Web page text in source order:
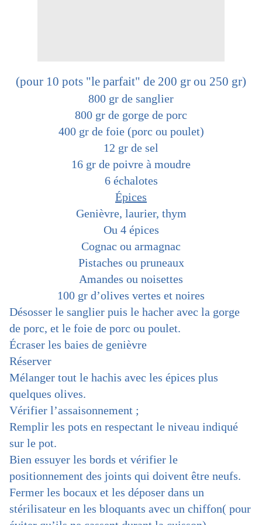
(pour 10 pots "le parfait" de 200 gr ou 250 gr)
800 gr de sanglier
800 gr de gorge de porc
400 gr de foie (porc ou poulet)
12 gr de sel
16 gr de poivre à moudre
6 échalotes
Épices
Genièvre, laurier, thym
Ou 4 épices
Cognac ou armagnac
Pistaches ou pruneaux
Amandes ou noisettes
100 gr d’olives vertes et noires
Désosser le sanglier puis le hacher avec la gorge
de porc, et le foie de porc ou poulet.
Écraser les baies de genièvre
Réserver
Mélanger tout le hachis avec les épices plus
quelques olives.
Vérifier l’assaisonnement ;
Remplir les pots en respectant le niveau indiqué
sur le pot.
Bien essuyer les bords et vérifier le
positionnement des joints qui doivent être neufs.
Fermer les bocaux et les déposer dans un
stérilisateur en les bloquants avec un chiffon( pour